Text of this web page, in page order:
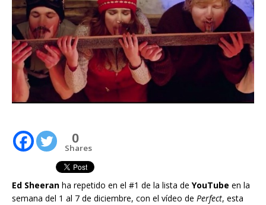
0
Shares
Ed Sheeran ha repetido en el #1 de la lista de YouTube en la
semana del 1 al 7 de diciembre, con el vídeo de Perfect, esta